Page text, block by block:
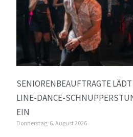
SENIORENBEAUFTRAGTE
LINE-DANCE-
EIN
Donnerstag, 6. August 2026